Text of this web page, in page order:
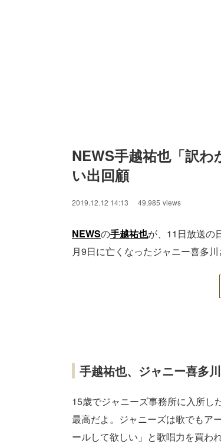
NEWS手越祐也「訳
い出回顧
2019.12.12 14:13 49,985 views
NEWSの手越祐也が、11日放送の
月9日に亡くなったジャニー喜多
手越祐也、ジャニー喜多
15歳でジャニーズ事務所に入所し
最高だよ。ジャニーズは歌でもア
ールして欲しい」と歌唱力を買わ